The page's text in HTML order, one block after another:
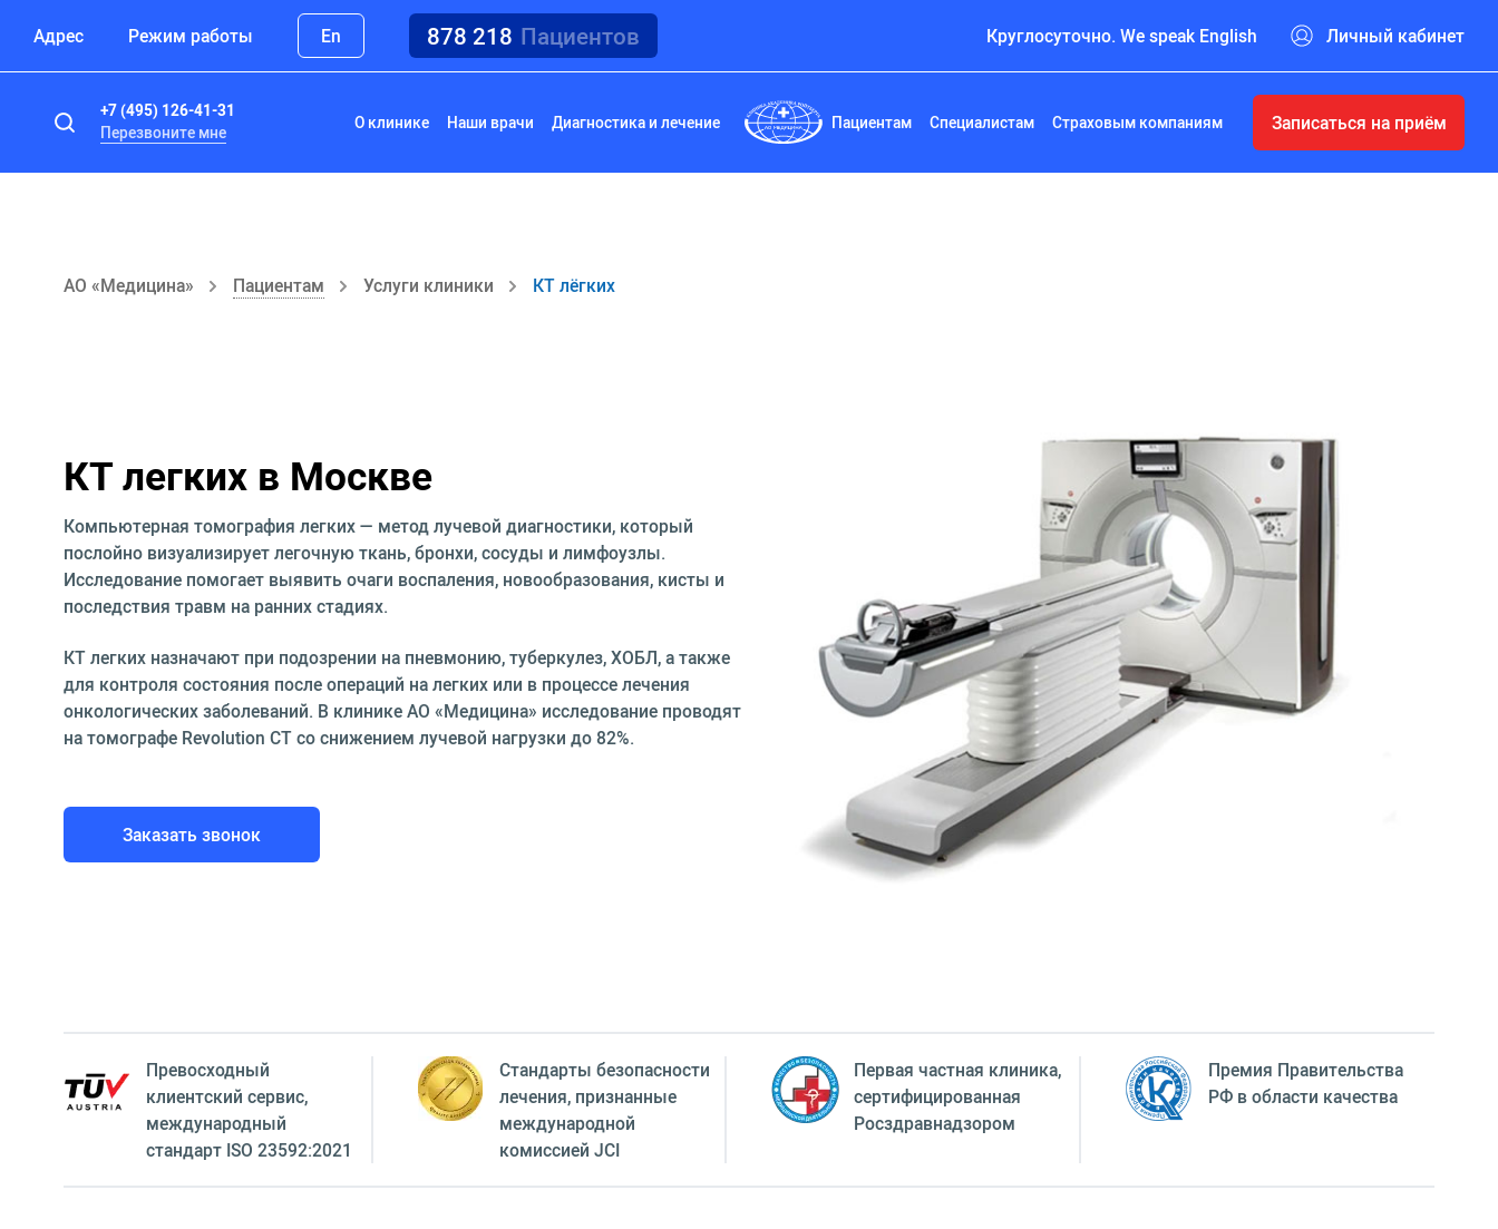
Адрес Режим работы En 878 218 Пациентов Круглосуточно. We speak English Личный кабинет
+7 (495) 126-41-31
Перезвоните мне
О клинике Наши врачи Диагностика и лечение Пациентам Специалистам Страховым компаниям Записаться на приём
АО «Медицина» Пациентам Услуги клиники КТ лёгких
КТ легких в Москве
Компьютерная томография легких — метод лучевой диагностики, который
послойно визуализирует легочную ткань, бронхи, сосуды и лимфоузлы.
Исследование помогает выявить очаги воспаления, новообразования, кисты и
последствия травм на ранних стадиях.
КТ легких назначают при подозрении на пневмонию, туберкулез, ХОБЛ, а также
для контроля состояния после операций на легких или в процессе лечения
онкологических заболеваний. В клинике АО «Медицина» исследование проводят
на томографе Revolution CT со снижением лучевой нагрузки до 82%.
Заказать звонок
Превосходный
клиентский сервиc,
международный
стандарт ISO 23592:2021
Стандарты безопасности
лечения, признанные
международной
комиссией JCI
Первая частная клиника,
сертифицированная
Росздравнадзором
Премия Правительства
РФ в области качества